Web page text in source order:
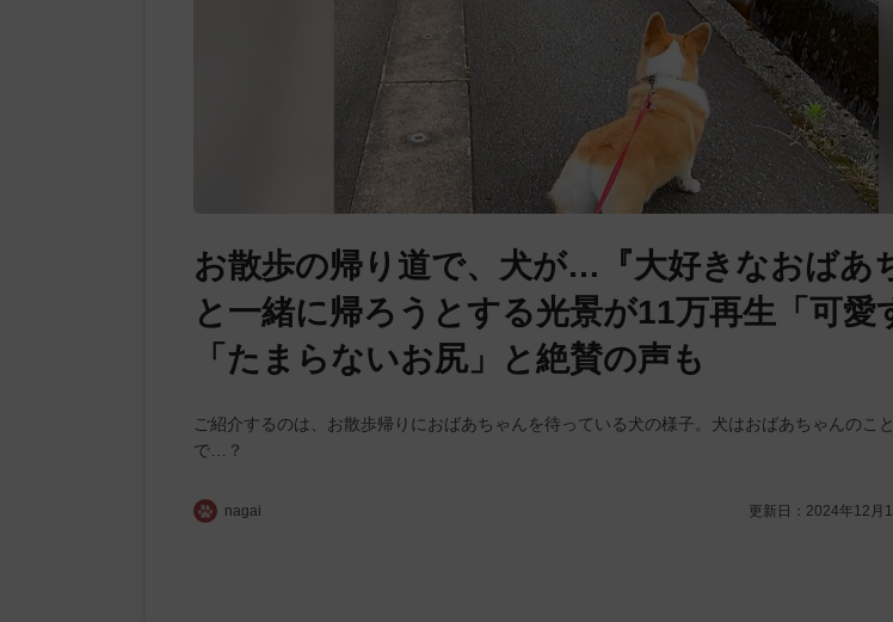
お散歩の帰り道で、犬が…『大好きなおばあ
と一緒に帰ろうとする光景が11万再生「可愛
「たまらないお尻」と絶賛の声も
ご紹介するのは、お散歩帰りにおばあちゃんを待っている犬の様子。犬はおばあちゃんのこ
で…？
nagai 更新日： 2024年12月